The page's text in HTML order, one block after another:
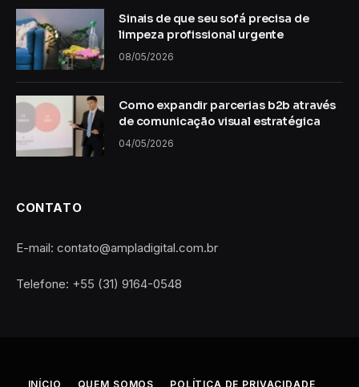
Sinais de que seu sofá precisa de
limpeza profissional urgente
08/05/2026
Como expandir parcerias b2b através
de comunicação visual estratégica
04/05/2026
CONTATO
E-mail: contato@ampladigital.com.br
Telefone: +55 (31) 9164-0548
INÍCIO QUEM SOMOS POLÍTICA DE PRIVACIDADE